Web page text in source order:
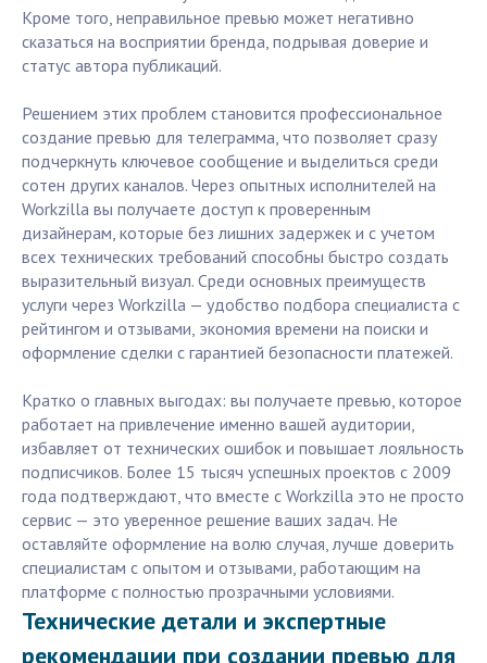
Кроме того, неправильное превью может негативно
сказаться на восприятии бренда, подрывая доверие и
статус автора публикаций.
Решением этих проблем становится профессиональное
создание превью для телеграмма, что позволяет сразу
подчеркнуть ключевое сообщение и выделиться среди
сотен других каналов. Через опытных исполнителей на
Workzilla вы получаете доступ к проверенным
дизайнерам, которые без лишних задержек и с учетом
всех технических требований способны быстро создать
выразительный визуал. Среди основных преимуществ
услуги через Workzilla — удобство подбора специалиста с
рейтингом и отзывами, экономия времени на поиски и
оформление сделки с гарантией безопасности платежей.
Кратко о главных выгодах: вы получаете превью, которое
работает на привлечение именно вашей аудитории,
избавляет от технических ошибок и повышает лояльность
подписчиков. Более 15 тысяч успешных проектов с 2009
года подтверждают, что вместе с Workzilla это не просто
сервис — это уверенное решение ваших задач. Не
оставляйте оформление на волю случая, лучше доверить
специалистам с опытом и отзывами, работающим на
платформе с полностью прозрачными условиями.
Технические детали и экспертные
рекомендации при создании превью для